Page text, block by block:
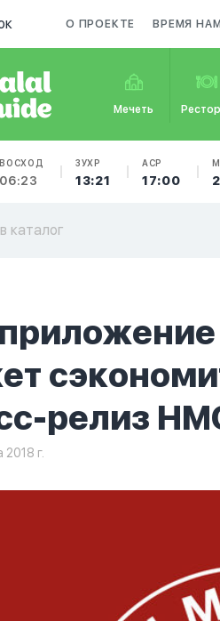
О ПРОЕКТЕ ВРЕМЯ
Мечеть
ВОСХОД
06:23
ЗУХР
13:21
АСР
17:00
каталог
релиз
2018 г.